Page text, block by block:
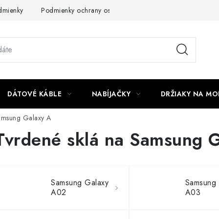
Podmienky ochrany osobných údajov
DÁTOVÉ KÁBLE NABÍJAČKY DRŽIAKY NA
Galaxy A
sklá na Samsung
Samsung Galaxy
A02
A03